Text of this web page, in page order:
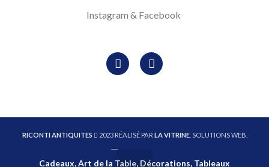
Cadeaux, Art de la Table, Décorations, Tableaux
Instagram & Facebook
RICONTI ANTIQUITES 2023 RÉALISÉ PAR LA VITRINE. SOLUTIONS WEB.